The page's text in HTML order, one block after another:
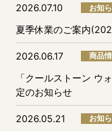
2026.07.10 お知
夏季休業のご案内
2026.06.17 商品
「クールストーン ウ
定のお知らせ
2026.05.21 お知